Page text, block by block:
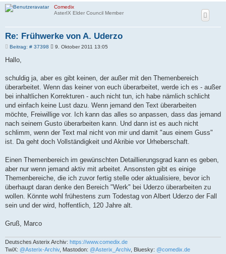
Comedix
AsterIX Elder Council Member
Re: Frühwerke von A. Uderzo
Beitrag: # 37398 B
a
9. Oktober 2011 13:05
Hallo,
schuldig ja, aber es gibt keinen, der außer mit den Themenbereich
überarbeitet. Wenn das keiner von euch überarbeitet, werde ich es - außer
bei inhaltlichen Korrekturen - auch nicht tun, ich habe nämlich schlicht
und einfach keine Lust dazu. Wenn jemand den Text überarbeiten
möchte, Freiwillige vor. Ich kann das alles so anpassen, dass das jemand
nach seinem Gusto überarbeiten kann. Und dann ist es auch nicht
schlimm, wenn der Text mal nicht von mir und damit "aus einem Guss"
ist. Da geht doch Vollständigkeit und Akribie vor Urheberschaft.
Einen Themenbereich im gewünschten Detaillierungsgrad kann es geben,
aber nur wenn jemand aktiv mit arbeitet. Ansonsten gibt es einige
Themenbereiche, die ich zuvor fertig stelle oder aktualisiere, bevor ich
überhaupt daran denke den Bereich "Werk" bei Uderzo überarbeiten zu
wollen. Könnte wohl frühestens zum Todestag von Albert Uderzo der Fall
sein und der wird, hoffentlich, 120 Jahre alt.
Gruß, Marco
Deutsches Asterix Archiv: https://www.comedix.de
TwiX: @Asterix-Archiv, Mastodon: @Asterix_Archiv, Bluesky: @comedix.de